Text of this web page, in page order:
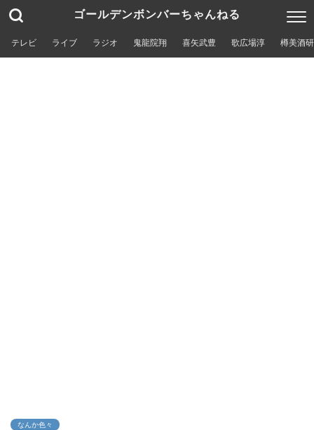
ゴールデンボンバーちゃんねる
テレビ ライブ ラジオ 鬼龍院翔 喜矢武豊 歌広場淳 樽美酒
なんか色々